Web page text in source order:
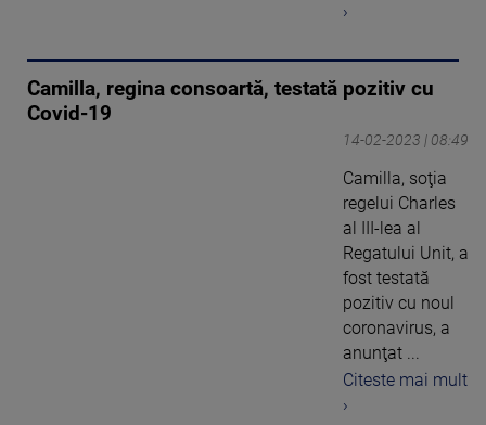
›
Camilla, regina consoartă, testată pozitiv cu
Covid-19
14-02-2023 | 08:49
Camilla, soţia
regelui Charles
al III-lea al
Regatului Unit, a
fost testată
pozitiv cu noul
coronavirus, a
anunţat ...
Citeste mai mult
›